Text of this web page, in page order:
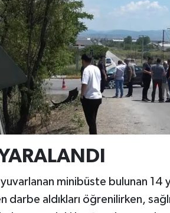
minibüste bulunan 14
aldıkları öğrenilirken,